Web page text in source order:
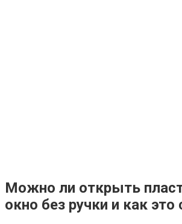
Можно ли открыть
окно без ручки и как это